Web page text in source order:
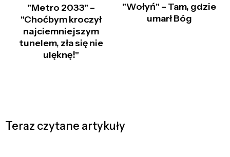
"Metro 2033" –
"Choćbym kroczył
najciemniejszym
tunelem, zła się nie
ulęknę!"
"Wołyń" – Tam, gdzie
umarł Bóg
Teraz czytane artykuły